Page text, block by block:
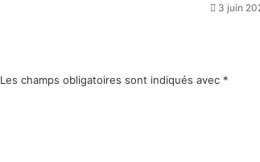
3 juin
Les champs obligatoires sont indiqués avec *